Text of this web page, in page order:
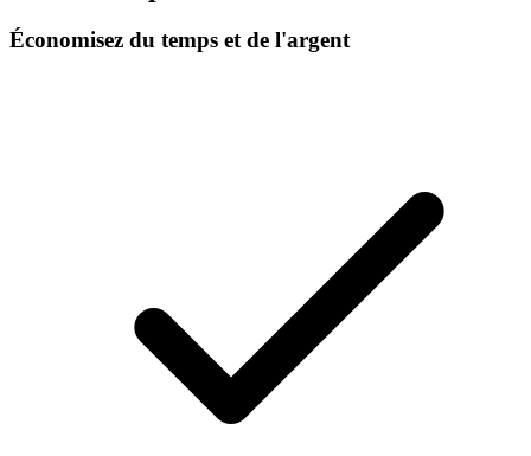
Économisez du temps et de l'argent